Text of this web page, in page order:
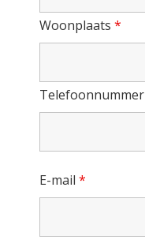
Woonplaats *
Telefoonnummer
E-mail *